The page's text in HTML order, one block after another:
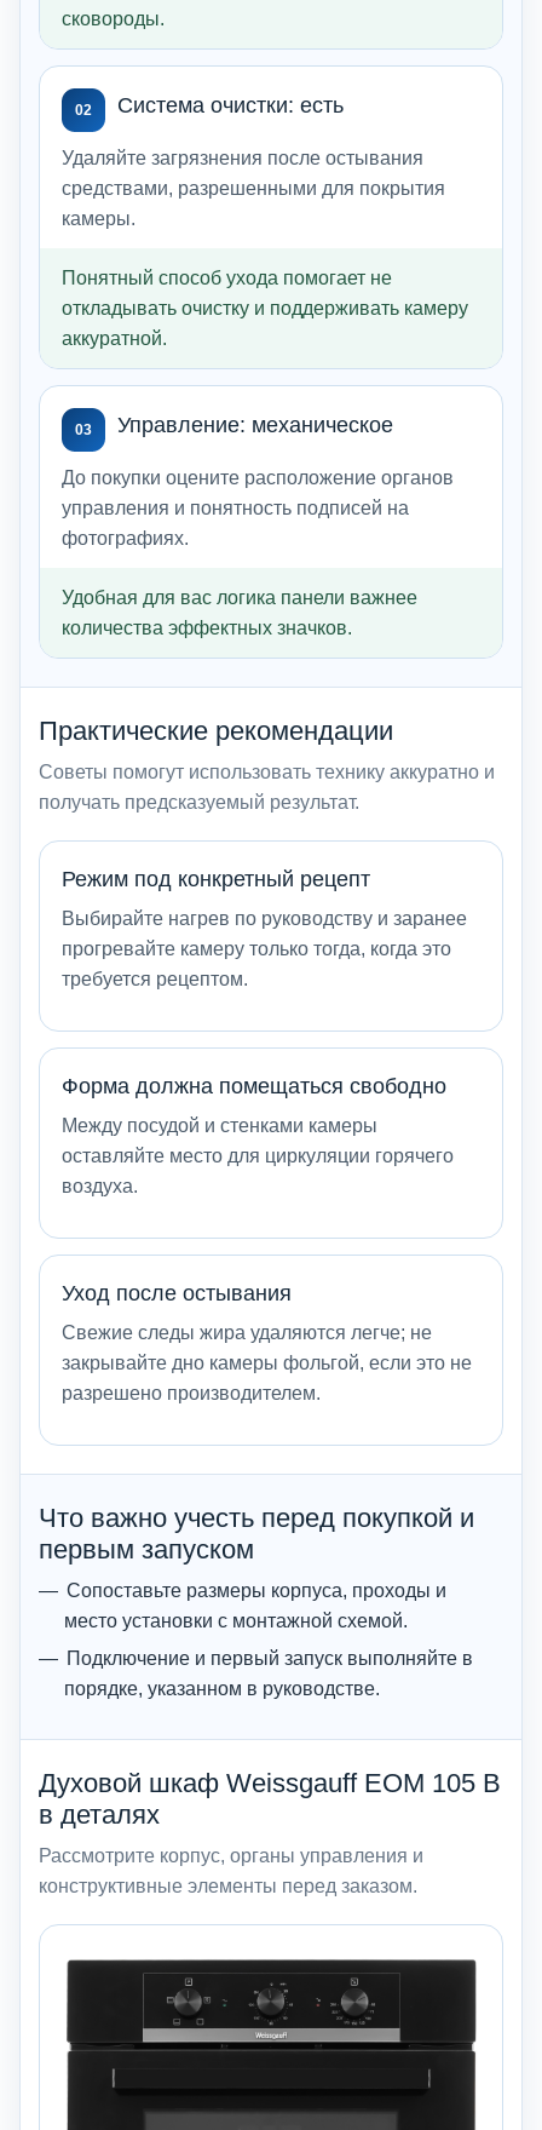
сковороды.
02 Система очистки: есть
Удаляйте загрязнения после остывания
средствами, разрешенными для покрытия
камеры.
Понятный способ ухода помогает не
откладывать очистку и поддерживать камеру
аккуратной.
03 Управление: механическое
До покупки оцените расположение органов
управления и понятность подписей на
фотографиях.
Удобная для вас логика панели важнее
количества эффектных значков.
Практические рекомендации
Советы помогут использовать технику аккуратно и
получать предсказуемый результат.
Режим под конкретный рецепт
Выбирайте нагрев по руководству и заранее
прогревайте камеру только тогда, когда это
требуется рецептом.
Форма должна помещаться свободно
Между посудой и стенками камеры
оставляйте место для циркуляции горячего
воздуха.
Уход после остывания
Свежие следы жира удаляются легче; не
закрывайте дно камеры фольгой, если это не
разрешено производителем.
Что важно учесть перед покупкой и
первым запуском
Сопоставьте размеры корпуса, проходы и
место установки с монтажной схемой.
Подключение и первый запуск выполняйте в
порядке, указанном в руководстве.
Духовой шкаф Weissgauff EOM 105 B
в деталях
Рассмотрите корпус, органы управления и
конструктивные элементы перед заказом.